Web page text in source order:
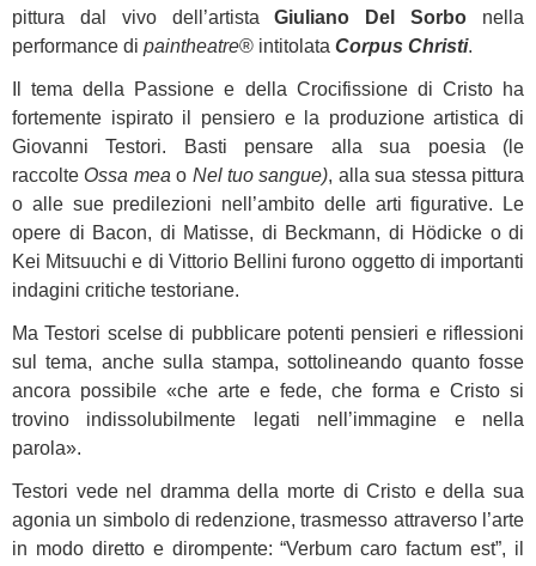
pittura dal vivo dell’artistaGiuliano Del Sorbo nella
performance di paintheatre® intitolata Corpus Christi.
Il tema della Passione e della Crocifissione di Cristo ha
fortemente ispirato il pensiero e la produzione artistica di
Giovanni Testori. Basti pensare alla sua poesia (le
raccolte Ossa mea o Nel tuo sangue), alla sua stessa pittura
o alle sue predilezioni nell’ambito delle arti figurative. Le
opere di Bacon, di Matisse, di Beckmann, di Hödicke o di
Kei Mitsuuchi e di Vittorio Bellini furono oggetto di importanti
indagini critiche testoriane.
Ma Testori scelse di pubblicare potenti pensieri e riflessioni
sul tema, anche sulla stampa, sottolineando quanto fosse
ancora possibile «che arte e fede, che forma e Cristo si
trovino indissolubilmente legati nell’immagine e nella
parola».
Testori vede nel dramma della morte di Cristo e della sua
agonia un simbolo di redenzione, trasmesso attraverso l’arte
in modo diretto e dirompente: “Verbum caro factum est”, il